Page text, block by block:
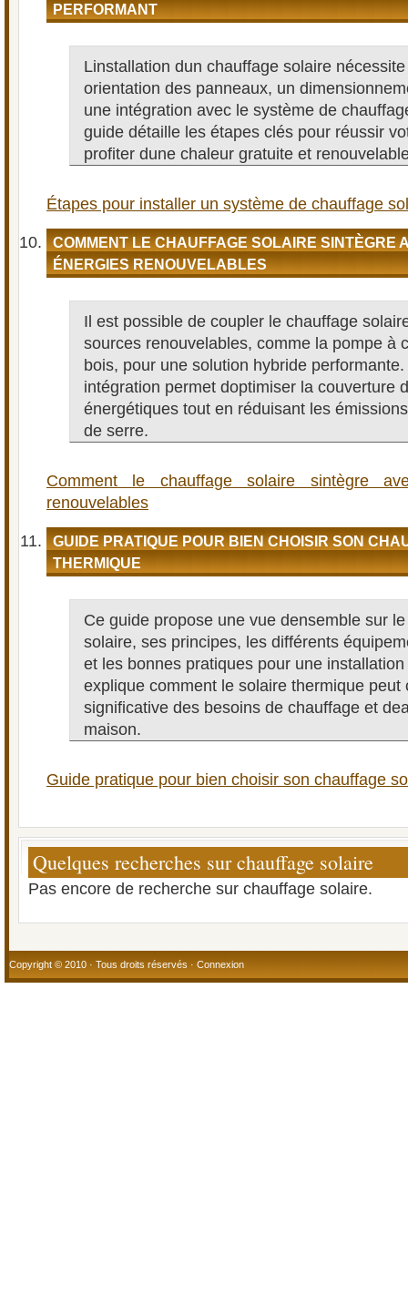
PERFORMANT
Linstallation dun chauffage solaire
orientation des panneaux, un
une intégration avec le système de
guide détaille les étapes clés pour réussir
profiter dune chaleur gratuite et
Étapes pour installer un système de chauffage
COMMENT LE CHAUFFAGE SOLAIRE SINTÈGRE
ÉNERGIES RENOUVELABLES
Il est possible de coupler le chauffage
sources renouvelables, comme la pompe à
bois, pour une solution hybride
intégration permet doptimiser la couverture
énergétiques tout en réduisant les
de serre.
Comment le chauffage solaire sintègre
renouvelables
GUIDE PRATIQUE POUR BIEN CHOISIR SON
THERMIQUE
Ce guide propose une vue densemble sur
solaire, ses principes, les différents
et les bonnes pratiques pour une
explique comment le solaire thermique peut
significative des besoins de chauffage et
maison.
Guide pratique pour bien choisir son chauffage
Quelques recherches sur chauffage solaire
Pas encore de recherche sur chauffage solaire.
Copyright © 2010 · Tous droits réservés · Connexion